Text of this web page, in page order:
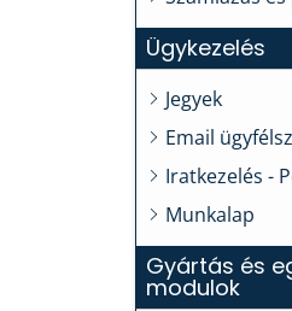
Ügykezelés
Jegyek
Email
Iratkezelés -
Munkalap
Gyártás és
modulok